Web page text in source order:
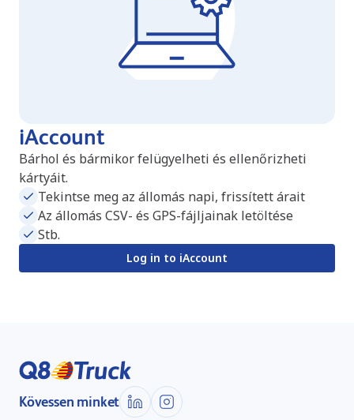
iAccount
Bárhol és bármikor felügyelheti és ellenőrizheti
kártyáit.
Tekintse meg az állomás napi, frissített árait
Az állomás CSV- és GPS-fájljainak letöltése
Stb.
Log in to iAccount
Kövessen minket